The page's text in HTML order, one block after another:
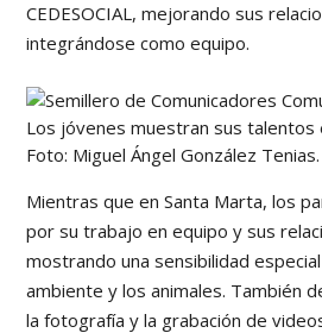
CEDESOCIAL, mejorando sus
integrándose como equipo.
Los jóvenes muestran sus talentos
Foto: Miguel Ángel González Tenias.
Mientras que en Santa Marta, los
por su trabajo en equipo y sus
mostrando una sensibilidad
ambiente y los animales. También
la fotografía y la grabación de